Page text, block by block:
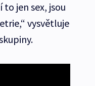
jen sex, jsou
vysvětluje